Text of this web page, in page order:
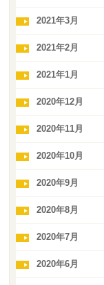
2021年3月
2021年2月
2021年1月
2020年12月
2020年11月
2020年10月
2020年9月
2020年8月
2020年7月
2020年6月